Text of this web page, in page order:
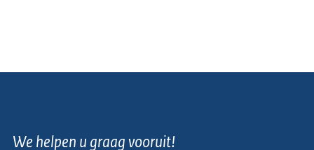
We helpen u graag vooruit!